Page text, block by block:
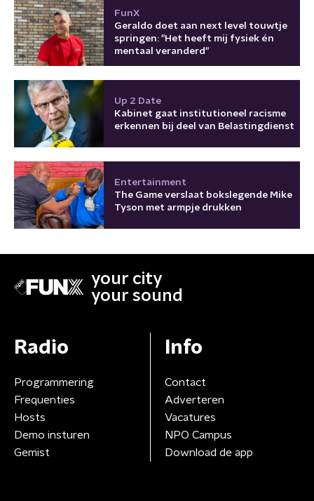
FunX
Geraldo doet aan next level touwtje
springen: "Het heeft mij fysiek én
mentaal veranderd"
Up 2 Date
Kabinet gaat institutioneel racisme
erkennen bij deel van Belastingdienst
Entertainment
The Game verslaat bokslegende Mike
Tyson met armpje drukken
your city
your sound
Radio
Programmering
Frequenties
Hosts
Demo insturen
Gemist
Info
Contact
Adverteren
Vacatures
NPO Campus
Download de app